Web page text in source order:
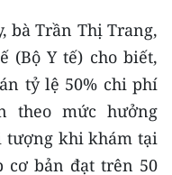
bà Trần Thị Trang,
(Bộ Y tế) cho biết,
tỷ lệ 50% chi phí
theo mức hưởng
tượng khi khám tại
cơ bản đạt trên 50